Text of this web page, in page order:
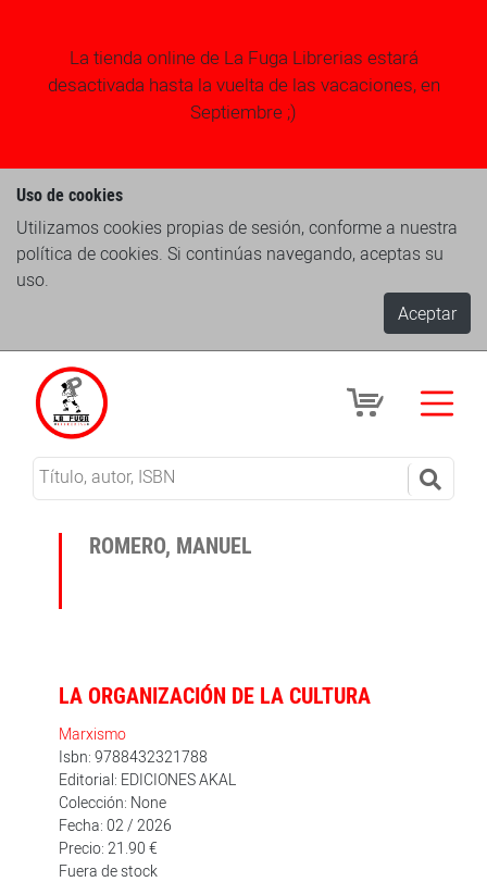
La tienda online de La Fuga Librerias estará
desactivada hasta la vuelta de las vacaciones, en
Septiembre ;)
Uso de cookies
Utilizamos cookies propias de sesión, conforme a nuestra
política de cookies. Si continúas navegando, aceptas su
uso.
Aceptar
ROMERO, MANUEL
LA ORGANIZACIÓN DE LA CULTURA
Marxismo
Isbn: 9788432321788
Editorial: EDICIONES AKAL
Colección: None
Fecha: 02 / 2026
Precio: 21.90 €
Fuera de stock